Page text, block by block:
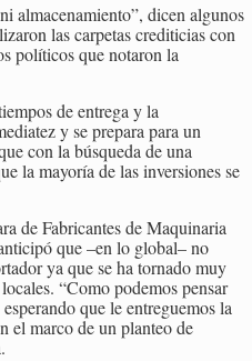
almacenamiento”, dicen algunos
las carpetas crediticias con
políticos que notaron la
de entrega y la
y se prepara para un
con la búsqueda de una
la mayoría de las inversiones se
de Fabricantes de Maquinaria
que –en lo global– no
ya que se ha tornado muy
“Como podemos pensar
que le entreguemos la
el marco de un planteo de